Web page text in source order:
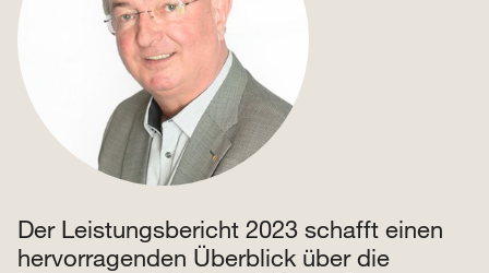
Der Leistungsbericht 2023 schafft einen
hervorragenden Überblick über die